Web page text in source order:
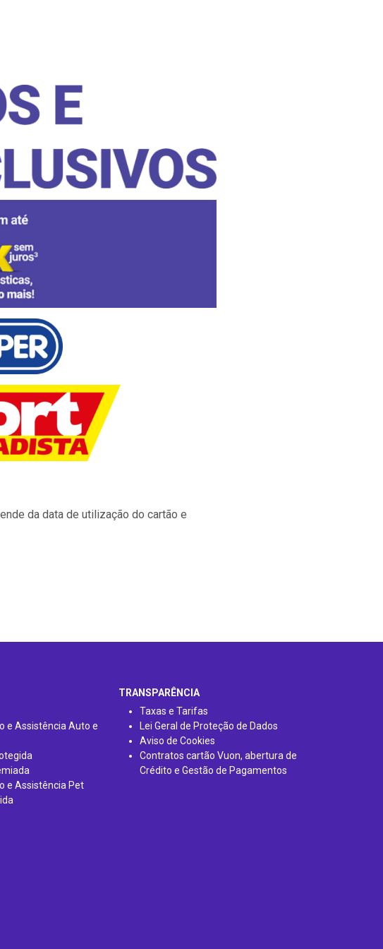
da data de utilização do cartão e
e Assistência Auto e
e Assistência Pet
TRANSPARÊNCIA
Taxas e Tarifas
Lei Geral de Proteção de Dados
Aviso de Cookies
Contratos cartão Vuon, abertura de
Crédito e Gestão de Pagamentos